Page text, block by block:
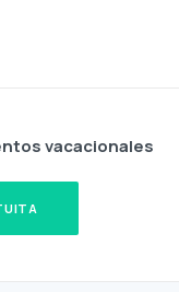
vacacionales